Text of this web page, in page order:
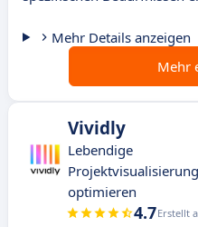
Mehr Details anzeigen
Mehr
Vividly
Lebendige
optimieren
4.7Erstellt